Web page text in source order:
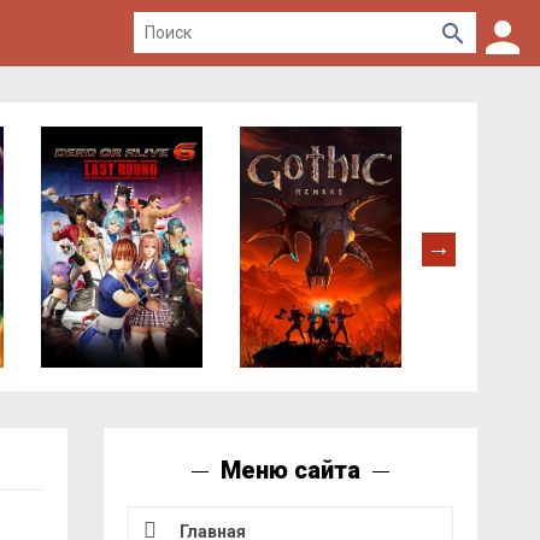
Меню сайта
Главная